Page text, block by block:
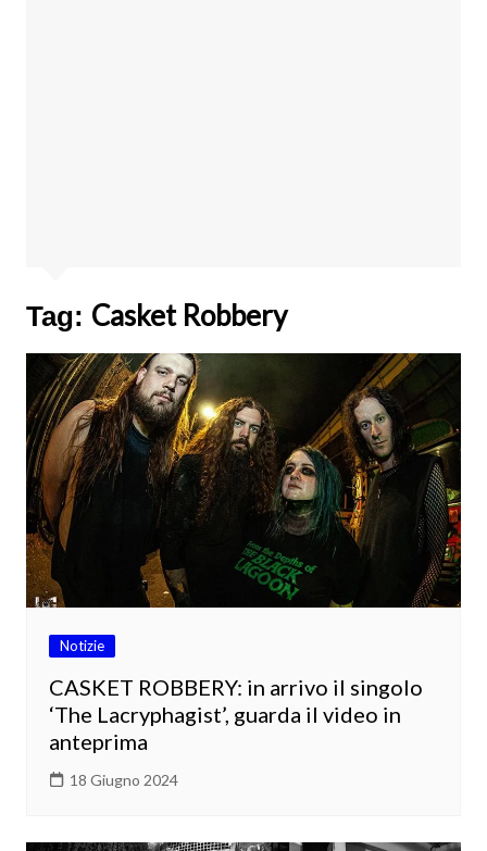
Tag: Casket Robbery
Notizie
CASKET ROBBERY: in arrivo il singolo
‘The Lacryphagist’, guarda il video in
anteprima
18 Giugno 2024